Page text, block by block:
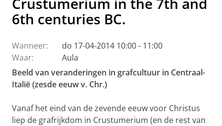
6th centuries BC.
Wanneer:
do 17-04-2014 10:00 - 11:00
Waar:
Aula
Beeld van veranderingen in grafcultuur in Centraal-
Italië (zesde eeuw v. Chr.)
Vanaf het eind van de zevende eeuw voor Christus
liep de grafrijkdom in Crustumerium (en de rest van